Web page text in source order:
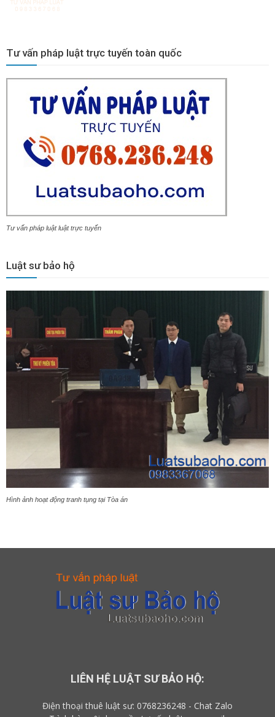
Tư vấn pháp luật trực tuyến toàn quốc
Tư vấn pháp luật luật trực tuyến
Luật sư bảo hộ
Hình ảnh hoạt động tranh tụng tại Tòa án
LIÊN HỆ LUẬT SƯ BẢO HỘ:
Điện thoại thuê luật sư: 0768236248 - Chat Zalo